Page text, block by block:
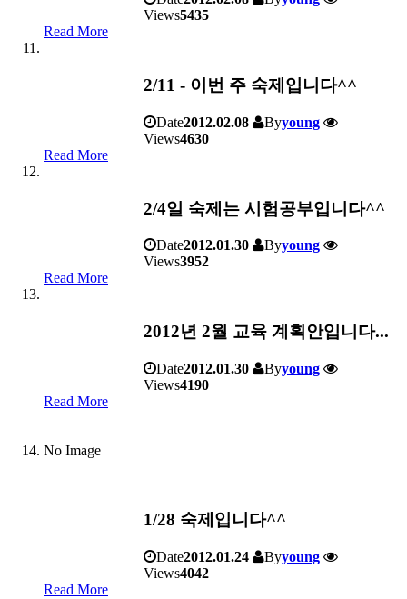
Views5435
Read More
2/11 - 이번 주 숙제입니다^^
Date2012.02.08 Byyoung
Views4630
Read More
2/4일 숙제는 시험공부입니다^^
Date2012.01.30 Byyoung
Views3952
Read More
2012년 2월 교육 계획안입니다...
Date2012.01.30 Byyoung
Views4190
Read More
No Image
1/28 숙제입니다^^
Date2012.01.24 Byyoung
Views4042
Read More